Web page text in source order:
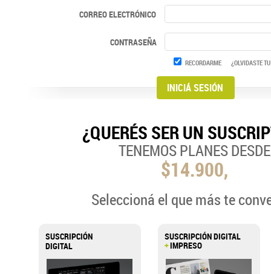
CORREO ELECTRÓNICO
CONTRASEÑA
RECORDARME ¿OLVIDASTE TU
¿QUERÉS SER UN
TENEMOS PLANES DESDE
$14.900,
Seleccioná el que más te
SUSCRIPCIÓN
DIGITAL
SUSCRIPCIÓN DIGITAL
+IMPRESO